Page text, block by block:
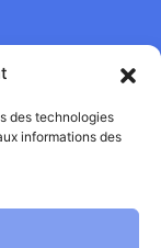
des technologies
informations des